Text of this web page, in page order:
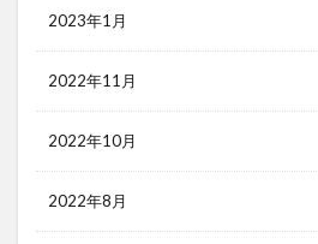
2023年1月
2022年11月
2022年10月
2022年8月